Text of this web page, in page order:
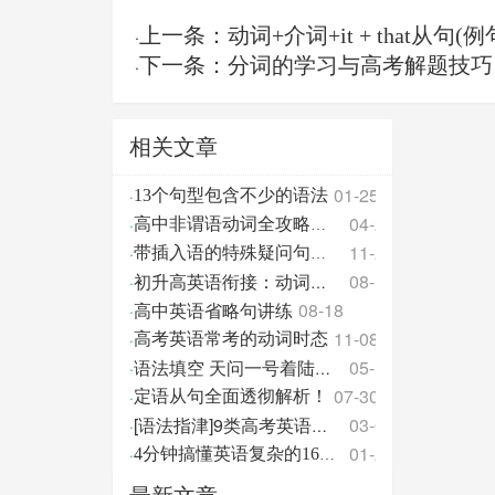
· 上一条：动词+介词+it + that从句(例
·下一条：分词的学习与高考解题技巧
相关文章
·13个句型包含不少的语法 01-25
· 高中非谓语动词全攻略，太精辟！ 04-24
· 带插入语的特殊疑问句使用四要素 11-28
· 初升高英语衔接：动词时态深化 08-10
·高中英语省略句讲练 08-18
·高考英语常考的动词时态 11-08
· 语法填空 天问一号着陆器“祝融”成功着陆火星 05-17
·定语从句全面透彻解析！ 07-30
· [语法指津]9类高考英语必考介词辨析 （附介词固定搭配） 03-04
· 4分钟搞懂英语复杂的16种时态，你学会了吗？ 01-24